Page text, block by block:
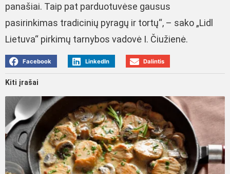
panašiai. Taip pat parduotuvėse gausus
pasirinkimas tradicinių pyragų ir tortų“, – sako „Lidl
Lietuva“ pirkimų tarnybos vadovė I. Čiužienė.
Facebook LinkedIn Dalintis
Kiti įrašai